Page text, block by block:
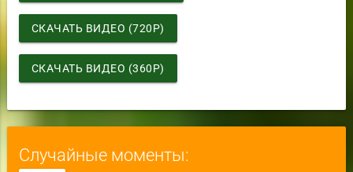
СКАЧАТЬ ВИДЕО (720P)
СКАЧАТЬ ВИДЕО (360P)
Случайные моменты: